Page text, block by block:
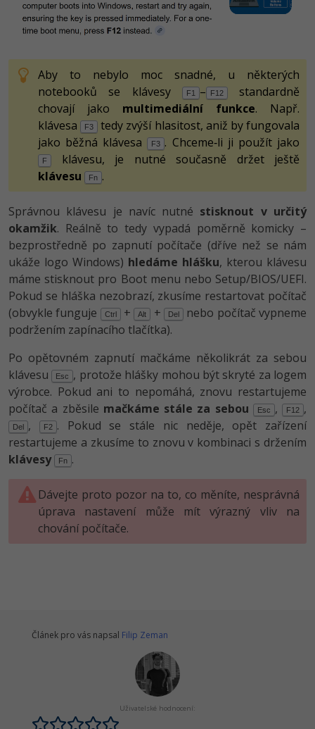
Aby to nebylo moc snadné, u některých
notebooků se klávesy
F1 – F12 standardně
chovají jako multimediální funkce. Např.
klávesa F3
tedy zvýší hlasitost, aniž by fungovala
jako běžná klávesa F3 . Chceme‑li ji použít jako
F
klávesu, je nutné současně držet ještě
klávesu
Fn .
Správnou klávesu je navíc nutné stisknout v určitý
okamžik. Reálně to tedy vypadá poměrně komicky –
bezprostředně po zapnutí počítače (dříve než se nám
ukáže logo Windows) hledáme hlášku, kterou klávesu
máme stisknout pro Boot menu nebo Setup/BIOS/UEFI.
Pokud se hláška nezobrazí, zkusíme restartovat počítač
(obvykle funguje
Ctrl + Alt + Del
nebo počítač vypneme
podržením zapínacího tlačítka).
Po opětovném zapnutí mačkáme několikrát za sebou
klávesu Esc
, protože hlášky mohou být skryté za logem
výrobce. Pokud ani to nepomáhá, znovu restartujeme
počítač a zběsile mačkáme stále za sebou Esc , F12 ,
Del , F2 . Pokud se stále nic neděje, opět zařízení
restartujeme a zkusíme to znovu v kombinaci s držením
klávesy
Fn .
Dávejte proto pozor na to, co měníte, nesprávná
úprava nastavení může mít výrazný vliv na
chování počítače.
Článek pro vás napsal Filip Zeman
Uživatelské hodnocení: